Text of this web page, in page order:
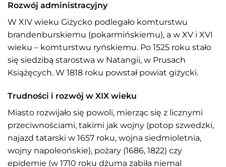
Rozwój administracyjny
W XIV wieku Giżycko podlegało komturstwu
brandenburskiemu (pokarmińskiemu), a w XV i XVI
wieku – komturstwu ryńskiemu. Po 1525 roku stało
się siedzibą starostwa w Natangii, w Prusach
Książęcych. W 1818 roku powstał powiat giżycki.
Trudności i rozwój w XIX wieku
Miasto rozwijało się powoli, mierząc się z licznymi
przeciwnościami, takimi jak wojny (potop szwedzki,
najazd tatarski w 1657 roku, wojna siedmioletnia,
wojny napoleońskie), pożary (1686, 1822) czy
epidemie (w 1710 roku dżuma zabiła niemal